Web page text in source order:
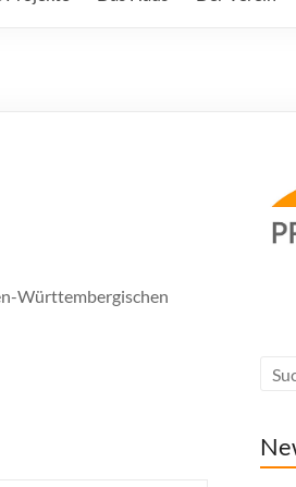
Württembergischen